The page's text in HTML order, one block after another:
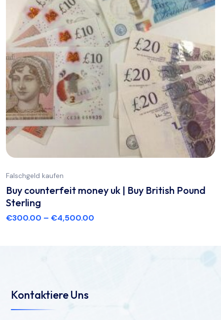
Falschgeld kaufen
Buy counterfeit money uk | Buy British Pound
Sterling
€300.00 – €4,500.00
Kontaktiere Uns